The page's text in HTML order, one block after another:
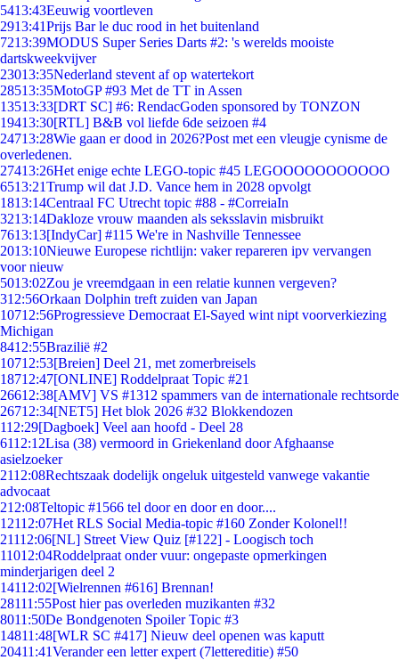
5413:43Eeuwig voortleven
2913:41Prijs Bar le duc rood in het buitenland
7213:39MODUS Super Series Darts #2: 's werelds mooiste
dartskweekvijver
23013:35Nederland stevent af op watertekort
28513:35MotoGP #93 Met de TT in Assen
13513:33[DRT SC] #6: RendacGoden sponsored by TONZON
19413:30[RTL] B&B vol liefde 6de seizoen #4
24713:28Wie gaan er dood in 2026?Post met een vleugje cynisme de
overledenen.
27413:26Het enige echte LEGO-topic #45 LEGOOOOOOOOOOO
6513:21Trump wil dat J.D. Vance hem in 2028 opvolgt
1813:14Centraal FC Utrecht topic #88 - #CorreiaIn
3213:14Dakloze vrouw maanden als seksslavin misbruikt
7613:13[IndyCar] #115 We're in Nashville Tennessee
2013:10Nieuwe Europese richtlijn: vaker repareren ipv vervangen
voor nieuw
5013:02Zou je vreemdgaan in een relatie kunnen vergeven?
312:56Orkaan Dolphin treft zuiden van Japan
10712:56Progressieve Democraat El-Sayed wint nipt voorverkiezing
Michigan
8412:55Brazilië #2
10712:53[Breien] Deel 21, met zomerbreisels
18712:47[ONLINE] Roddelpraat Topic #21
26612:38[AMV] VS #1312 spammers van de internationale rechtsorde
26712:34[NET5] Het blok 2026 #32 Blokkendozen
112:29[Dagboek] Veel aan hoofd - Deel 28
6112:12Lisa (38) vermoord in Griekenland door Afghaanse
asielzoeker
2112:08Rechtszaak dodelijk ongeluk uitgesteld vanwege vakantie
advocaat
212:08Teltopic #1566 tel door en door en door....
12112:07Het RLS Social Media-topic #160 Zonder Kolonel!!
21112:06[NL] Street View Quiz [#122] - Loogisch toch
11012:04Roddelpraat onder vuur: ongepaste opmerkingen
minderjarigen deel 2
14112:02[Wielrennen #616] Brennan!
28111:55Post hier pas overleden muzikanten #32
8011:50De Bondgenoten Spoiler Topic #3
14811:48[WLR SC #417] Nieuw deel openen was kaputt
20411:41Verander een letter expert (7lettereditie) #50